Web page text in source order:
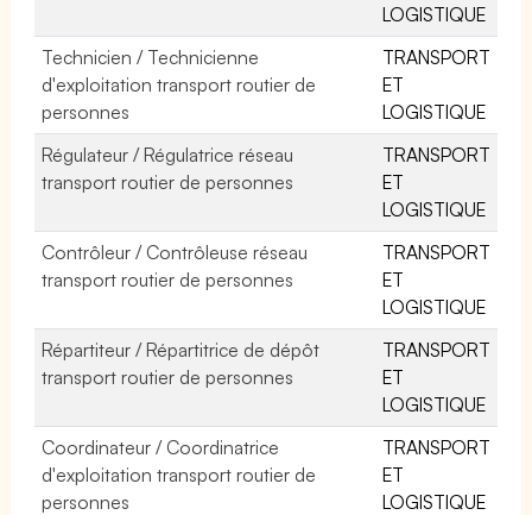
LOGISTIQUE
Technicien / Technicienne
d'exploitation transport routier de
personnes
TRANSPORT
ET
LOGISTIQUE
Régulateur / Régulatrice réseau
transport routier de personnes
TRANSPORT
ET
LOGISTIQUE
Contrôleur / Contrôleuse réseau
transport routier de personnes
TRANSPORT
ET
LOGISTIQUE
Répartiteur / Répartitrice de dépôt
transport routier de personnes
TRANSPORT
ET
LOGISTIQUE
Coordinateur / Coordinatrice
d'exploitation transport routier de
personnes
TRANSPORT
ET
LOGISTIQUE